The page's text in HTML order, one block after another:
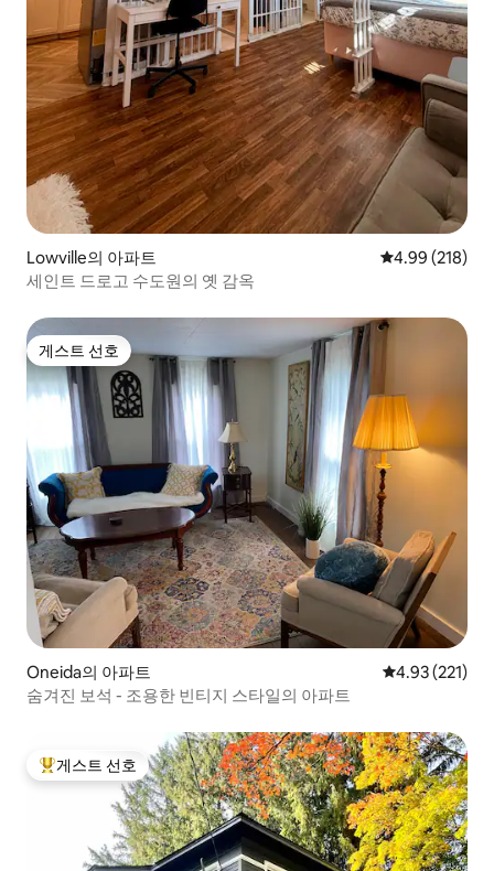
Lowville의 아파트 평점 4.99점(5
4.99 (218)
세인트 드로고 수도원의 옛 감옥
게스트 선호
게스트 선호
Oneida의 아파트 평점 4.93점(5
4.93 (221)
숨겨진 보석 - 조용한 빈티지 스타일의 아파트
상위 게스트 선호
게스트 선호